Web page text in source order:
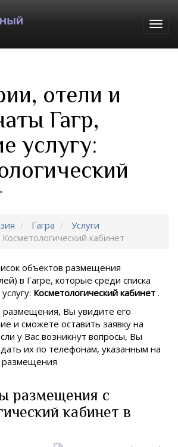
отели и
Гагр,
услугу:
Гагра
Услуги
Косметологический кабинет
объектов размещения
в Гагре, которые среди списка
Косметологический кабинет .
размещения, Вы увидите его
и сможете оставить заявку на
у Вас возникнут вопросы, Вы
их по телефонам, указанным на
размещения
размещения с
кабинет в